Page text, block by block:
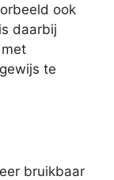
ook
daarbij
te
bruikbaar